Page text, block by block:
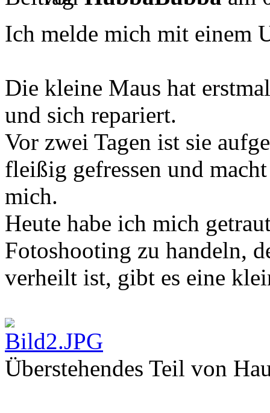
Ich melde mich mit einem
Die kleine Maus hat
und sich repariert.
Vor zwei Tagen ist sie
fleißig gefressen und
mich.
Heute habe ich mich
Fotoshooting zu handeln,
verheilt ist, gibt es eine
Überstehendes Teil von